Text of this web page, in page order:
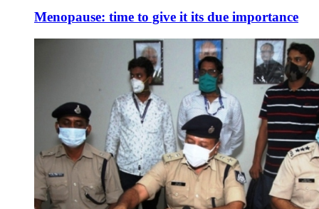
Menopause: time to give it its due importance